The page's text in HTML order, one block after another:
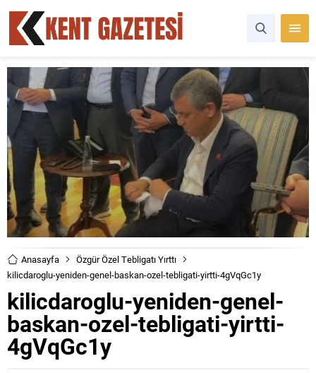
Anasayfa
Özgür Özel Tebligatı Yırttı
kilicdaroglu-yeniden-genel-baskan-ozel-tebligati-yirtti-4gVqGc1y
kilicdaroglu-yeniden-genel-
baskan-ozel-tebligati-yirtti-
4gVqGc1y